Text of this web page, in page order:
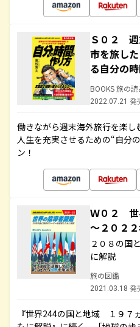
Ｓ０２ 週
市を旅し
る自分の
BOOKS 旅の
2022.07.21 発
働きながら週末海外旅行を楽し
人生を充実させるための“自分
ン！
Ｗ０２ 世
～２０２
２０８の国
に解説
旅の図鑑
2021.03.18 発
『世界244の国と地域 １９７